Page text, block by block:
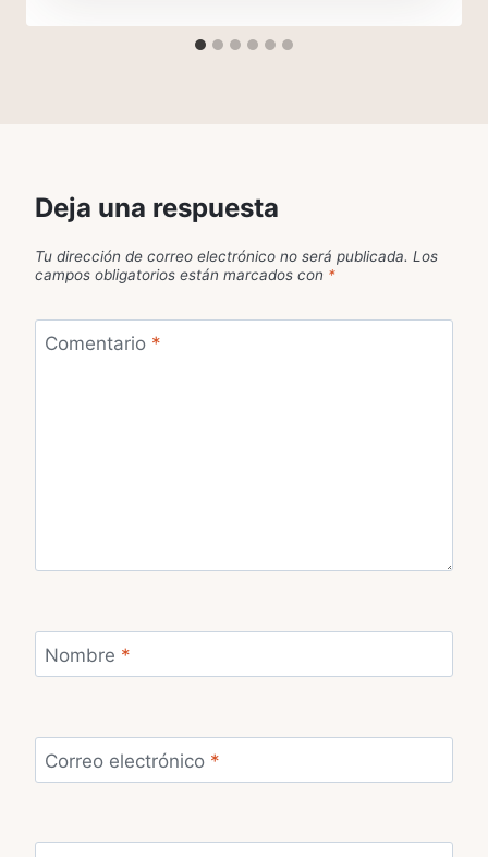
Deja una respuesta
Tu dirección de correo electrónico no será publicada. Los
campos obligatorios están marcados con *
Comentario *
Nombre *
Correo electrónico *